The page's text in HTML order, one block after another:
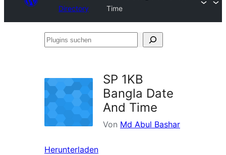
Directory
Time
Plugins
SP 1KB
Bangla Date
And Time
Von Md Abul Bashar
Herunterladen